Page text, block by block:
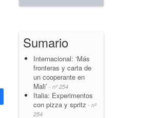
Sumario
Internacional: ‘Más
fronteras y carta de
un cooperante en
Mali’ - nº 254
Italia: Experimentos
con pizza y spritz - nº
254